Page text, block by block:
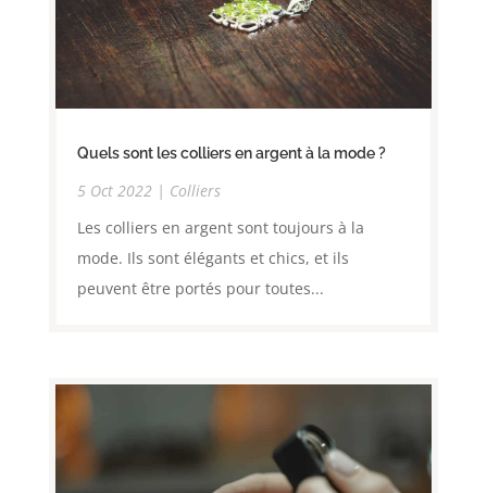
Quels sont les colliers en argent à la mode ?
5 Oct 2022| Colliers
Les colliers en argent sont toujours à la
mode. Ils sont élégants et chics, et ils
peuvent être portés pour toutes...